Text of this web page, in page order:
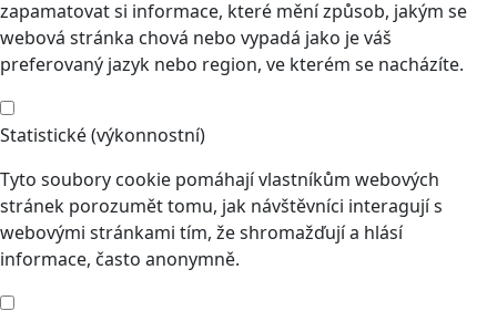
zapamatovat si informace, které mění způsob, jakým se
webová stránka chová nebo vypadá jako je váš
preferovaný jazyk nebo region, ve kterém se nacházíte.
Statistické (výkonnostní)
Tyto soubory cookie pomáhají vlastníkům webových
stránek porozumět tomu, jak návštěvníci interagují s
webovými stránkami tím, že shromažďují a hlásí
informace, často anonymně.